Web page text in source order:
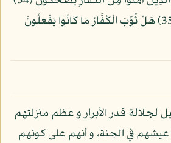
عَلَى الْأَرَائِكِ يَنظُرُونَ (35) هَلْ ثُوِّبَ الْكُفَّارُ مَا كَانُوا يَفْعَلُونَ
لجلالة قدر الأبرار و عظم منزلتهم
عيشهم في الجنة، و أنهم على كونهم